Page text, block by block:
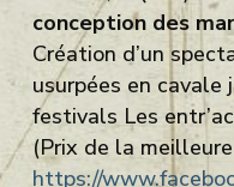
conception des
Création d’un
usurpées en cavale
festivals Les
(Prix de la
https://